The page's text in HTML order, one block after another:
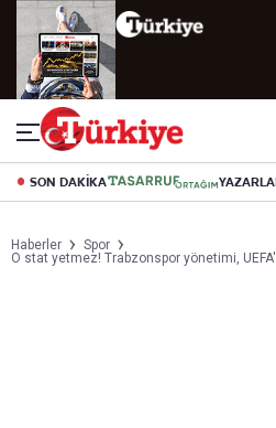
SON DAKİKA
Haberler
Spor
O stat yetmez! Trabzonspor yönetimi,